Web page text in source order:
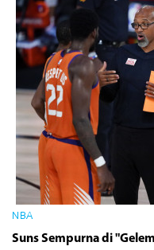
NBA
Suns Sempurna di